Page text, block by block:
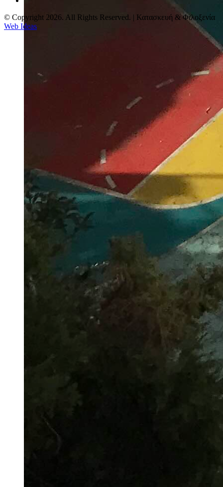
© Copyright 2026. All Rights Reserved. | Κατασκευή & Φιλοξενία
Web Ideas